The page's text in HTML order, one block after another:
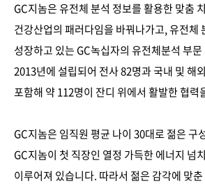
GC지놈은 유전체 분석 정보를 활용한 맞춤
건강산업의 패러다임을 바꿔나가고, 유전체
성장하고 있는 GC녹십자의 유전체분석 부
2013년에 설립되어 전사 82명과 국내 및 해
포함해 약 112명이 잔디 위에서 활발한 협력
GC지놈은 임직원 평균 나이 30대로 젊은 구
GC지놈이 첫 직장인 열정 가득한 에너지 넘
이루어져 있습니다. 따라서 젊은 감각에 맞